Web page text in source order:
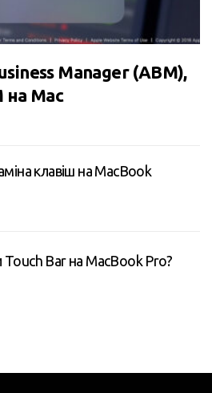
Manager (ABM),
на Mac
клавіш на MacBook
Bar на MacBook Pro?